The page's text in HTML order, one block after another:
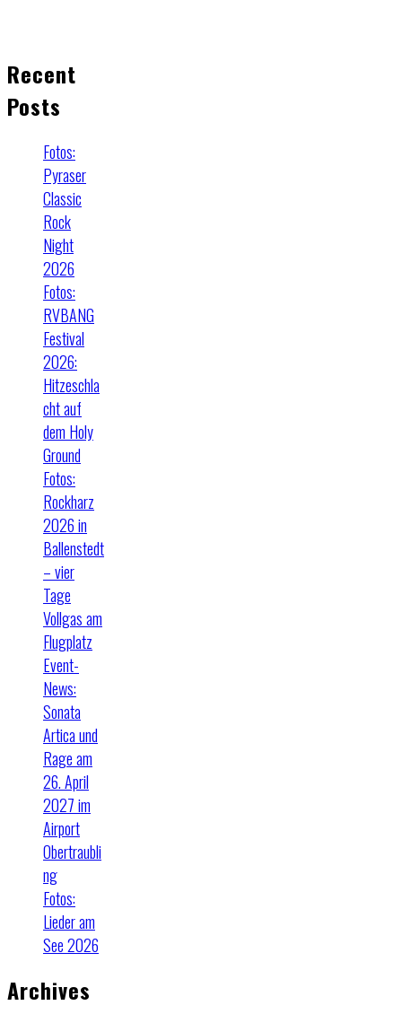
Recent
Posts
Fotos:
Pyraser
Classic
Rock
Night
2026
Fotos:
RVBANG
Festival
2026:
Hitzeschla
cht auf
dem Holy
Ground
Fotos:
Rockharz
2026 in
Ballenstedt
– vier
Tage
Vollgas am
Flugplatz
Event-
News:
Sonata
Artica und
Rage am
26. April
2027 im
Airport
Obertraubli
ng
Fotos:
Lieder am
See 2026
Archives